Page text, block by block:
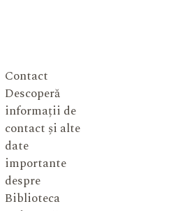
Contact
Descoperă
informații de
contact și alte
date
importante
despre
Biblioteca